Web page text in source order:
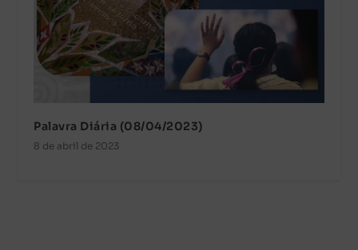
Palavra Diária (08/04/2023)
8 de abril de 2023